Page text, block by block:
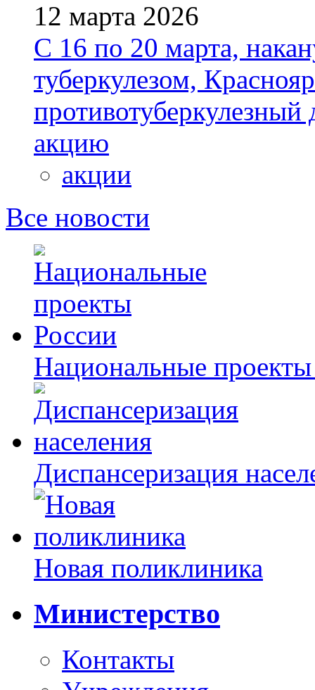
12 марта 2026
С 16 по 20 марта,
туберкулезом,
акцию
акции
Все новости
Национальные
Диспансеризация
Новая поликлиника
Министерство
Контакты